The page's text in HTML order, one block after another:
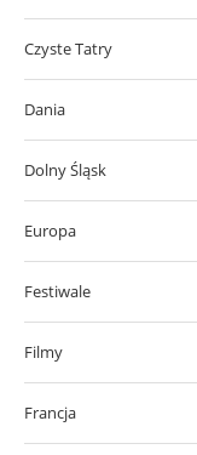
Czyste Tatry
Dania
Dolny Śląsk
Europa
Festiwale
Filmy
Francja